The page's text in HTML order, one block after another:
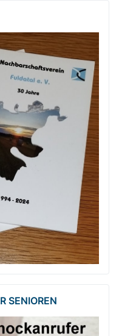
SENIOREN